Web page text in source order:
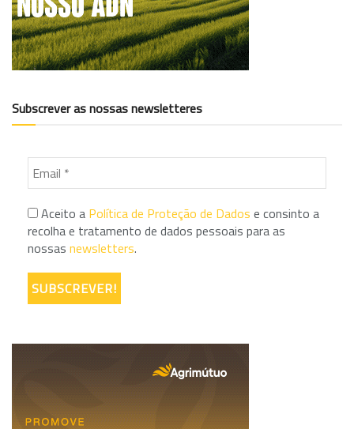
Subscrever as nossas newsletteres
Aceito a Política de Proteção de Dados e consinto a
recolha e tratamento de dados pessoais para as
nossas newsletters.